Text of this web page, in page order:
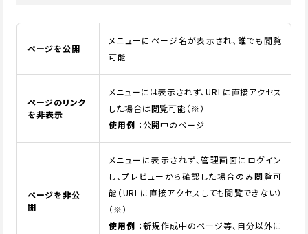
ページを公開
メニューにページ名が表示され、誰でも閲覧
可能
ページのリンク
を非表示
メニューには表示されず、URLに直接アクセス
した場合は閲覧可能（※）
使用例 ：公開中のページ
ページを非公
開
メニューに表示されず、管理画面にログイン
し、プレビューから確認した場合のみ閲覧可
能（URLに直接アクセスしても閲覧できない）
（※）
使用例 ：新規作成中のページ等、自分以外に